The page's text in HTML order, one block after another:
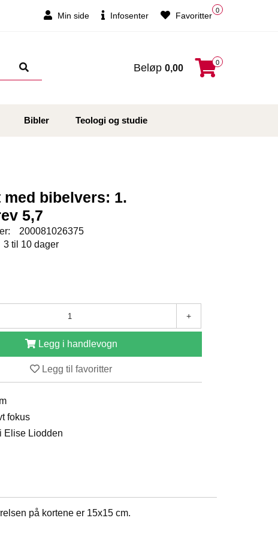
Min side Infosenter
0
Favoritter
Beløp 0,00
0
Bibler Teologi og studie
bibelvers: 1.
5,7
200081026375
3 til 10 dager
+
Legg i handlevogn
Legg til favoritter
fokus
Elise Liodden
på kortene er 15x15 cm.